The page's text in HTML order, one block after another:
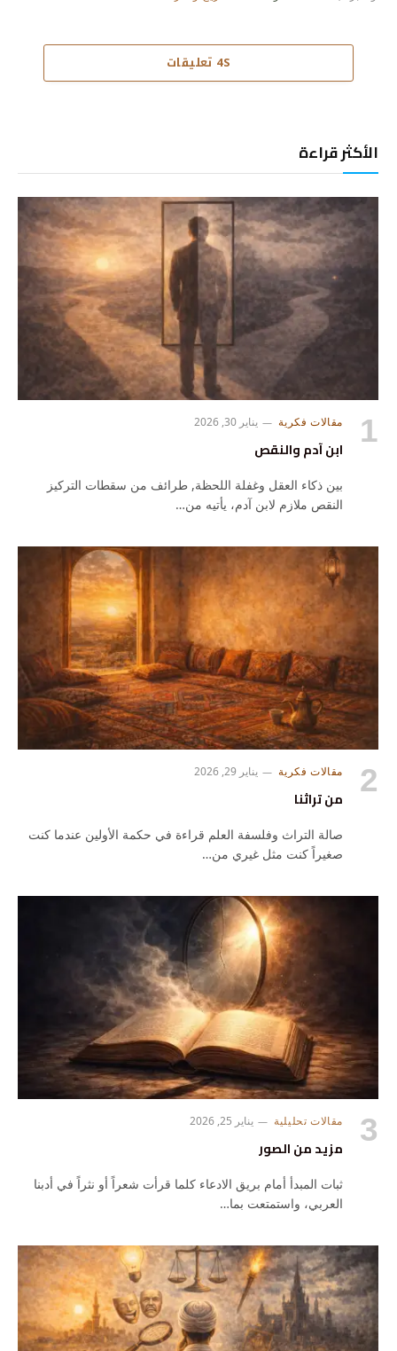
4S تعليقات
الأكثر قراءة
مقالات فكرية يناير 30, 2026
ابن آدم والنقص
بين ذكاء العقل وغفلة اللحظة, طرائف من سقطات التركيز
النقص ملازم لابن آدم، يأتيه من…
مقالات فكرية يناير 29, 2026
من تراثنا
صالة التراث وفلسفة العلم قراءة في حكمة الأولين عندما كنت
صغيراً كنت مثل غيري من…
مقالات تحليلية يناير 25, 2026
مزيد من الصور
ثبات المبدأ أمام بريق الادعاء كلما قرأت شعراً أو نثراً في أدبنا
العربي، واستمتعت بما…